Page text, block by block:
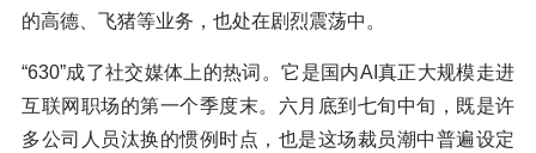
的高德、飞猪等业务，也处在剧烈震荡中。
“630”成了社交媒体上的热词。它是国内AI真正大规模走进
互联网职场的第一个季度末。六月底到七旬中旬，既是许
多公司人员汰换的惯例时点，也是这场裁员潮中普遍设定